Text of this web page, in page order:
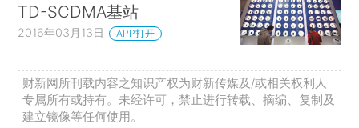
TD-SCDMA基站
2016年03月13日 APP打开
财新网所刊载内容之知识产权为财新传媒及/或相关权利人
专属所有或持有。未经许可，禁止进行转载、摘编、复制及
建立镜像等任何使用。